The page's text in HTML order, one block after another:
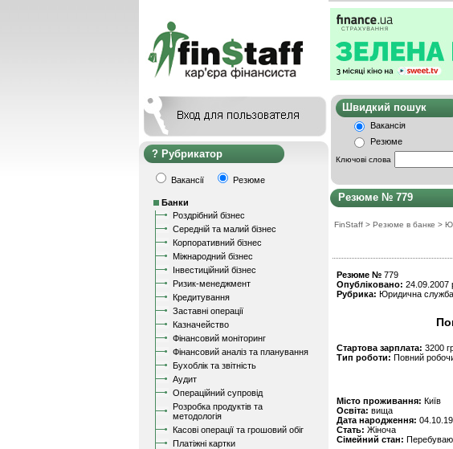
Рубрикатор
Вакансії Резюме
Банки
Роздрібний бізнес
Середній та малий бізнес
Корпоративний бізнес
Міжнародний бізнес
Інвестиційний бізнес
Ризик-менеджмент
Кредитування
Заставні операції
Казначейство
Фінансовий моніторинг
Фінансовий аналіз та планування
Бухоблік та звітність
Аудит
Операційний супровід
Розробка продуктів та
методологія
Касові операції та грошовий обіг
Платіжні картки
Швидкий
Вакансія
Резюме
Ключові слова
Резюме № 779
FinStaff > Резюме в банке >
Резюме № 779
Опубліковано: 24.09.2007
Рубрика: Юридична служба
Стартова зарплата: 3200
Тип роботи: Повний
Місто проживання: Київ
Освіта: вища
Дата народження:
Стать: Жіноча
Сімейний стан: Перебуваю